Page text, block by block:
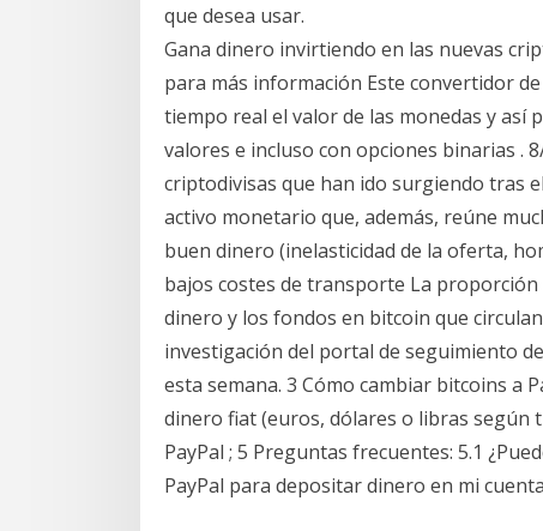
que desea usar.
Gana dinero invirtiendo en las nuevas
para más información Este convertidor
tiempo real el valor de las monedas y así
valores e incluso con opciones binarias .
criptodivisas que han ido surgiendo tras
activo monetario que, además, reúne
buen dinero (inelasticidad de la oferta,
bajos costes de transporte La
dinero y los fondos en bitcoin que
investigación del portal de seguimiento
esta semana. 3 Cómo cambiar bitcoins a
dinero fiat (euros, dólares o libras según
PayPal ; 5 Preguntas frecuentes: 5.1
PayPal para depositar dinero en mi